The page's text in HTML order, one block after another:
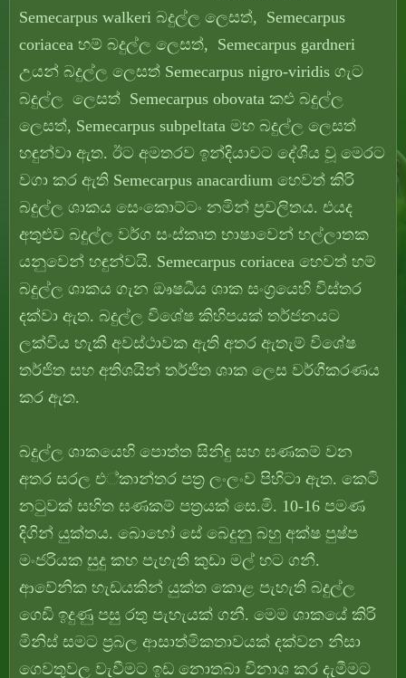
Semecarpus walkeri බදුල්ල ලෙසත්, Semecarpus
coriacea හම් බදුල්ල ලෙසත්, Semecarpus gardneri
උයන් බදුල්ල ලෙසත් Semecarpus nigro-viridis ගැට
බදුල්ල ලෙසත් Semecarpus obovata කළු බදුල්ල
ලෙසත්, Semecarpus subpeltata මහ බදුල්ල ලෙසත්
හඳුන්වා ඇත. ඊට අමතරව ඉන්දියාවට දේශීය වූ මෙරට
වගා කර ඇති Semecarpus anacardium හෙවත් කිරි
බදුල්ල ශාකය සෙංකොට්ටං නමින් ප්‍රචලිතය. එයද
අතුළුව බදුල්ල වර්ග සංස්කෘත භාෂාවෙන් හල්ලාතක
යනුවෙන් හඳුන්වයි. Semecarpus coriacea හෙවත් හම්
බදුල්ල ශාකය ගැන ඖෂධීය ශාක සංග්‍රයෙහි විස්තර
දක්වා ඇත. බදුල්ල විශේෂ කිහිපයක් තර්ජනයට
ලක්විය හැකි අවස්ථාවක ඇති අතර ඇතැම් විශේෂ
තර්ජිත සහ අතිශයින් තර්ජිත ශාක ලෙස වර්ගීකරණය
කර ඇත.
බදුල්ල ශාකයෙහි පොත්ත සිනිඳු සහ ඝණකම් වන
අතර සරල එ්කාන්තර පත්‍ර ලංලංව පිහිටා ඇත. කෙටි
නටුවක් සහිත ඝණකම් පත්‍රයක් සෙ.මි. 10-16 පමණ
දිගින් යුක්තය. බොහෝ සේ බෙදුනු බහු අක්ෂ පුෂ්ප
මංජරියක සුදු කහ පැහැති කුඩා මල් හට ගනී.
ආවේනික හැඩයකින් යුක්ත කොළ පැහැති බදුල්ල
ගෙඩි ඉදුණු පසු රතු පැහැයක් ගනී. මෙම ශාකයේ කිරි
මිනිස් සමට ප්‍රබල ආසාත්මිකතාවයක් දක්වන නිසා
ගෙවතුවල වැවීමට ඉඩ නොතබා විනාශ කර දැමීමට